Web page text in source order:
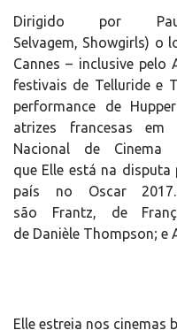
Dirigido por
Selvagem, Showgirls) o
Cannes – inclusive pelo
festivais de Telluride e
performance de
atrizes francesas em
Nacional de Cinema
que Elle está na disputa
país no Oscar
são Frantz, de
de Danièle Thompson; e
Elle estreia nos cinemas